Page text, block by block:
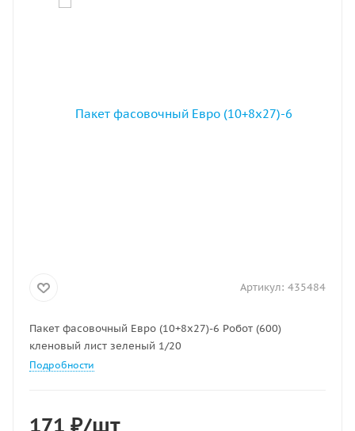
Артикул: 435484
Пакет фасовочный Евро (10+8х27)-6 Робот (600)
кленовый лист зеленый 1/20
Подробности
171 ₽/шт